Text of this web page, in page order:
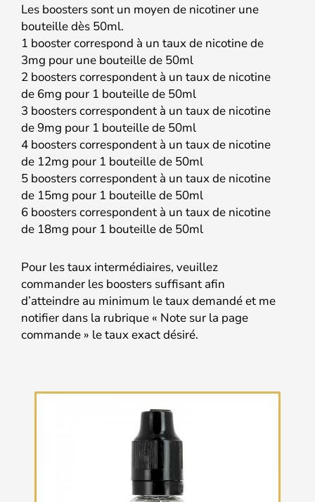
Les boosters sont un moyen de nicotiner une
bouteille dès 50ml.
1 booster correspond à un taux de nicotine de
3mg pour une bouteille de 50ml
2 boosters correspondent à un taux de nicotine
de 6mg pour 1 bouteille de 50ml
3 boosters correspondent à un taux de nicotine
de 9mg pour 1 bouteille de 50ml
4 boosters correspondent à un taux de nicotine
de 12mg pour 1 bouteille de 50ml
5 boosters correspondent à un taux de nicotine
de 15mg pour 1 bouteille de 50ml
6 boosters correspondent à un taux de nicotine
de 18mg pour 1 bouteille de 50ml
Pour les taux intermédiaires, veuillez
commander les boosters suffisant afin
d’atteindre au minimum le taux demandé et me
notifier dans la rubrique « Note sur la page
commande » le taux exact désiré.